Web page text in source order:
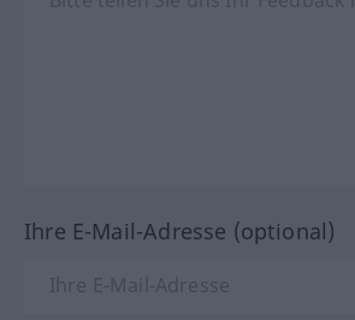
Ihre E-Mail-Adresse (optional)